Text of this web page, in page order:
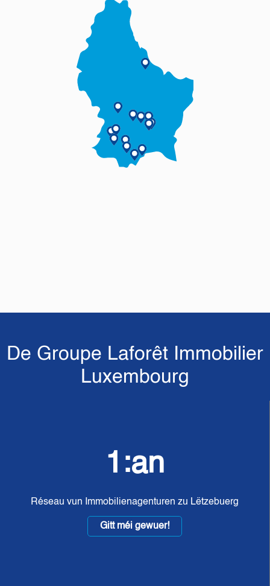
De Groupe Laforêt Immobilier
Luxembourg
1:an
Réseau vun Immobilienagenturen zu Lëtzebuerg
Gitt méi gewuer!